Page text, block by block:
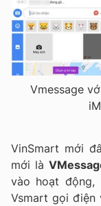
Vmessage
VinSmart mới
mới là
vào hoạt động,
Vsmart gọi điện